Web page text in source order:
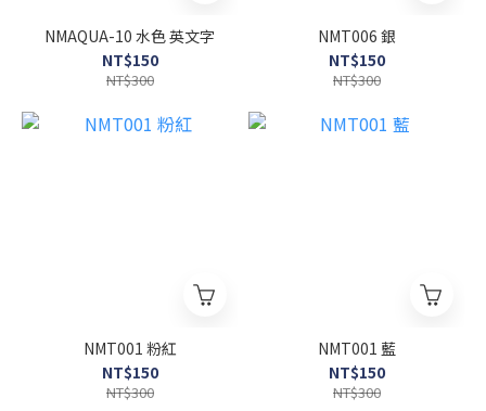
NMAQUA-10 水色 英文字
NT$150
NT$300
NMT006 銀
NT$150
NT$300
NMT001 粉紅
NT$150
NT$300
NMT001 藍
NT$150
NT$300